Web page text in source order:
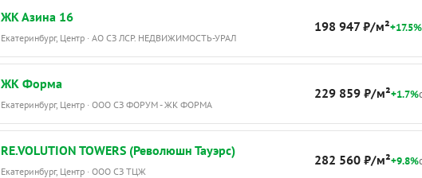
ЖК Азина 16
Екатеринбург, Центр · АО СЗ ЛСР. НЕДВИЖИМОСТЬ-УРАЛ
198 947 ₽/м²+17.5%
ЖК Форма
Екатеринбург, Центр · ООО СЗ ФОРУМ - ЖК ФОРМА
229 859 ₽/м²+1.7%
RE.VOLUTION TOWERS (Революшн Тауэрс)
Екатеринбург, Центр · ООО СЗ ТЦЖ
282 560 ₽/м²+9.8%